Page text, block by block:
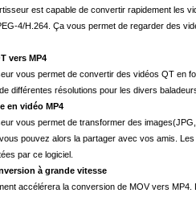
est capable de convertir rapidement les
4/H.264. Ça vous permet de regarder des
vers MP4
vous permet de convertir des vidéos QT en
différentes résolutions pour les divers
en vidéo MP4
vous permet de transformer des
pouvez alors la partager avec vos amis.
par ce logiciel.
à grande vitesse
accélérera la conversion de MOV vers